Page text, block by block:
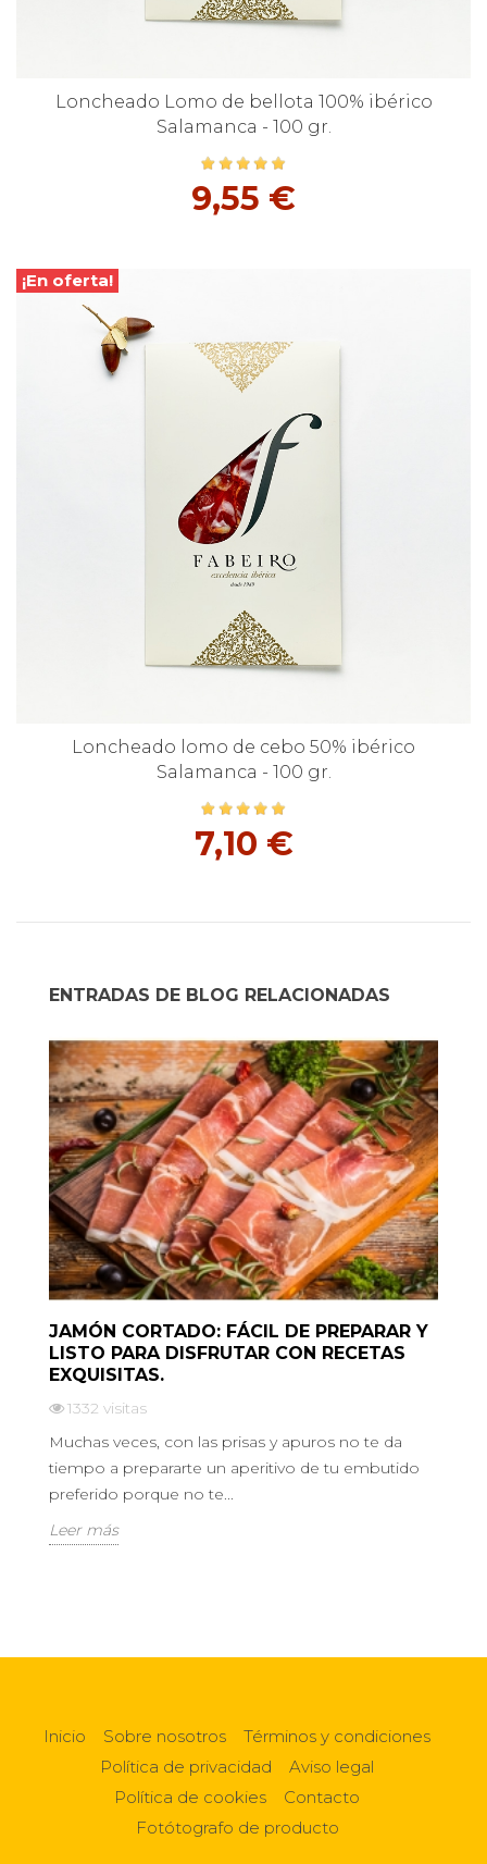
Loncheado Lomo de bellota 100% ibérico
Salamanca - 100 gr.
9,55 €
¡En oferta!
Loncheado lomo de cebo 50% ibérico
Salamanca - 100 gr.
7,10 €
ENTRADAS DE BLOG RELACIONADAS
JAMÓN CORTADO: FÁCIL DE PREPARAR Y
LISTO PARA DISFRUTAR CON RECETAS
EXQUISITAS.
1332 visitas
Muchas veces, con las prisas y apuros no te da
tiempo a prepararte un aperitivo de tu embutido
preferido porque no te...
Leer más
Inicio Sobre nosotros
Términos y condiciones
Política de privacidad
Aviso legal
Política de cookies
Contacto
Fotótografo de producto